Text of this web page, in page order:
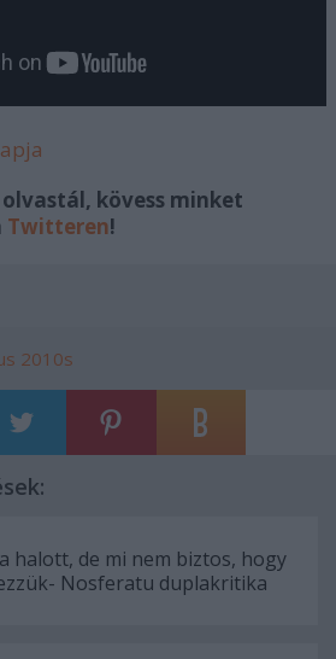
kövess minket
Twitteren!
2010s
halott, de mi nem biztos, hogy
Nosferatu duplakritika